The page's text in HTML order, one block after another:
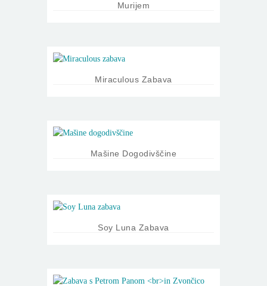
Murijem
Miraculous Zabava
Mašine Dogodivščine
Soy Luna Zabava